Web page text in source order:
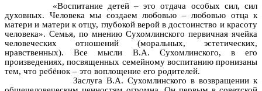
«Воспитание детей – это отдача особых сил, сил
духовных. Человека мы создаем любовью – любовью отца к
матери и матери к отцу, глубокой верой в достоинство и красоту
человека». Семья, по мнению Сухомлинского первичная ячейка
человеческих отношений (моральных, эстетических,
нравственных). Все мысли В.А. Сухомлинского, в его
произведениях, посвященных семейному воспитанию пронизаны
тем, что ребёнок – это воплощение его родителей.
Заслуга В.А. Сухомлинского в возвращении к